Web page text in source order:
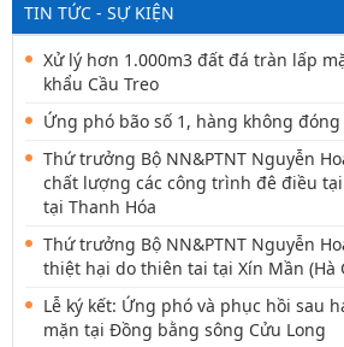
TIN TỨC - SỰ KIỆN
Xử lý hơn 1.000m3 đất đá tràn lấp
khẩu Cầu Treo
Ứng phó bão số 1, hàng không
Thứ trưởng Bộ NN&PTNT Nguyễn
chất lượng các công trình đê điều
tại Thanh Hóa
Thứ trưởng Bộ NN&PTNT Nguyễn
thiệt hại do thiên tai tại Xín Mần (Hà
Lễ ký kết: Ứng phó và phục hồi sau
mặn tại Đồng bằng sông Cửu Long